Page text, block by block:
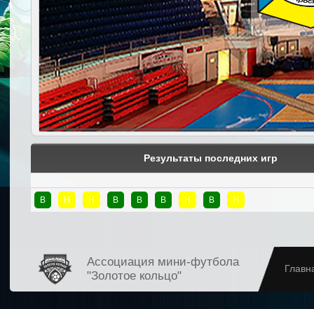
Результаты последних игр
В Н Н В В В Н В Н
Ассоциация мини-футбола
"Золотое кольцо"